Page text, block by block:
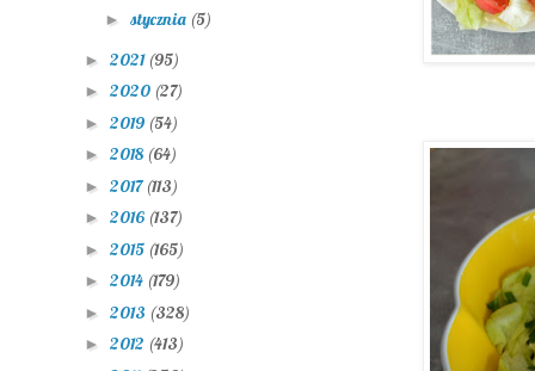
► stycznia (5)
► 2021 (95)
► 2020 (27)
► 2019 (54)
► 2018 (64)
► 2017(113)
► 2016 (137)
► 2015 (165)
► 2014 (179)
► 2013 (328)
► 2012 (413)